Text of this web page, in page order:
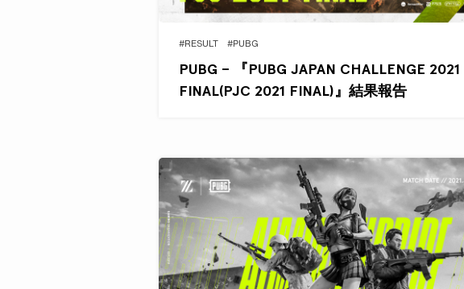
#RESULT #PUBG
PUBG – 『PUBG JAPAN CHALLENGE 2021
FINAL(PJC 2021 FINAL)』結果報告